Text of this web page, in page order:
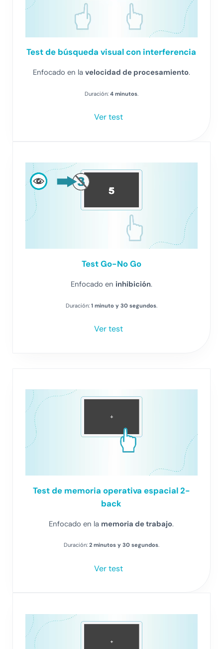
Testde búsqueda visual con interferencia
Enfocado en la velocidad de procesamiento.
Duración: 4 minutos.
Ver test
TestGo-No Go
Enfocado en inhibición.
Duración: 1 minuto y 30 segundos.
Ver test
Testde memoria operativa espacial 2-
back
Enfocado en la memoria de trabajo.
Duración: 2 minutos y 30 segundos.
Ver test